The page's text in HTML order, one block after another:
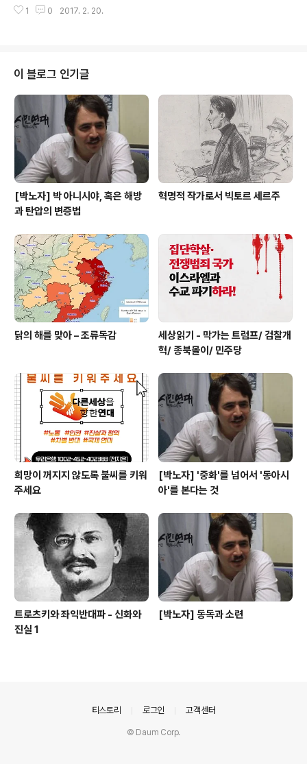
이기 때문에 지난 이틀간 했던 생각들을 짧게 정리해보았
특혜를 준 사건’이다. 정부가 이재용 경영승계를 위해 국민
션이 또 있다. 바로 ‘규제프리존법’ 거래다. 재벌들이 이 법
을 위해 박근혜-최순실에 수천억을 쏟아 부었고, 이제 그
대가를 받아내려는 참인데 크게 알려지지 않고 있다. 내용
으로 봐도 ‘규제완화’ 정책이 그렇듯 국민들 대다수의 삶을
망가뜨릴 법이다. 그런데 야당이 협조해 곧 이 법이 처리될
가능성이 크다는 이야기가 들린다. 다..
1 0 2017. 2. 20.
이 블로그 인기글
[박노자] 박 아니시야, 혹은 해방
과 탄압의 변증법
혁명적 작가로서 빅토르 세르주
닭의 해를 맞아 – 조류독감
세상읽기 - 막가는 트럼프/ 검찰개
혁/ 종북몰이/ 민주당
희망이 꺼지지 않도록 불씨를 키워
주세요
[박노자] '중화'를 넘어서 '동아시
아'를 본다는 것
트로츠키와 좌익반대파 - 신화와
진실 1
[박노자] 동독과 소련
티스토리 로그인 고객센터
© Daum Corp.